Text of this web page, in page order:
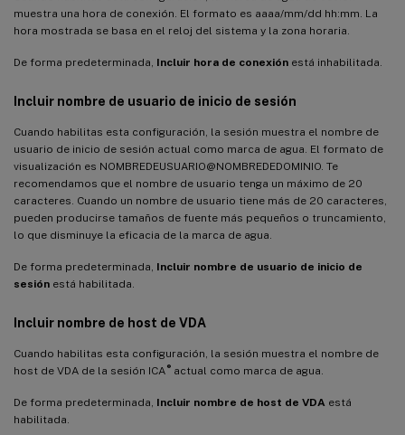
muestra una hora de conexión. El formato es aaaa/mm/dd hh:mm. La
hora mostrada se basa en el reloj del sistema y la zona horaria.
De forma predeterminada, Incluir hora de conexión está inhabilitada.
Incluir nombre de usuario de inicio de sesión
Cuando habilitas esta configuración, la sesión muestra el nombre de
usuario de inicio de sesión actual como marca de agua. El formato de
visualización es NOMBREDEUSUARIO@NOMBREDEDOMINIO. Te
recomendamos que el nombre de usuario tenga un máximo de 20
caracteres. Cuando un nombre de usuario tiene más de 20 caracteres,
pueden producirse tamaños de fuente más pequeños o truncamiento,
lo que disminuye la eficacia de la marca de agua.
De forma predeterminada, Incluir nombre de usuario de inicio de
sesión está habilitada.
Incluir nombre de host de VDA
Cuando habilitas esta configuración, la sesión muestra el nombre de
host de VDA de la sesión ICA ®actual como marca de agua.
De forma predeterminada, Incluir nombre de host de VDA está
habilitada.